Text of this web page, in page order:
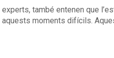
també entenen que
moments difícils.